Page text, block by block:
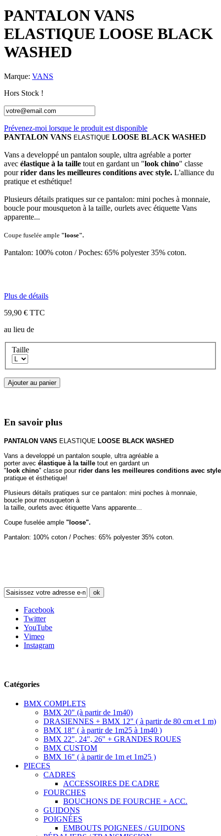
PANTALON VANS
ELASTIQUE LOOSE BLACK
WASHED
Marque: VANS
Hors Stock !
Prévenez-moi lorsque le produit est disponible
PANTALON VANS ELASTIQUE LOOSE BLACK WASHED
Vans a developpé un pantalon souple, ultra agréable a porter
avec élastique à la taille tout en gardant un "look chino" classe
pourrider dans les meilleures conditions avec style. L'alliance du
pratique et esthétique!
Plusieurs détails pratiques sur ce pantalon: mini poches à monnaie,
boucle pour mousqueton à la taille, ourlets avec étiquette Vans
apparente...
Coupe fuselée ample "loose".
Pantalon: 100% coton / Poches: 65% polyester 35% coton.
Plus de détails
59,90 € TTC
au lieu de
Taille
Ajouter au panier
En savoir plus
PANTALON VANS ELASTIQUE LOOSE BLACK WASHED
Vans a developpé un pantalon souple, ultra agréable a
porter avec élastique à la taille tout en gardant un
"look chino" classe pour rider dans les meilleures conditions avec
pratique et ésthetique!
Plusieurs détails pratiques sur ce pantalon: mini poches à monnaie,
boucle pour mousqueton à
la taille, ourlets avec étiquette Vans apparente...
Coupe fuselée ample "loose".
Pantalon: 100% coton / Poches: 65% polyester 35% coton.
ok
Facebook
Twitter
YouTube
Vimeo
Instagram
Catégories
BMX COMPLETS
BMX 20" (à partir de 1m40)
DRASIENNES + BMX 12" ( à partir de 80 cm et 1 m)
BMX 18" ( à partir de 1m25 à 1m40 )
BMX 22", 24", 26" + GRANDES ROUES
BMX CUSTOM
BMX 16" ( à partir de 1m et 1m25 )
PIECES
CADRES
ACCESSOIRES DE CADRE
FOURCHES
BOUCHONS DE FOURCHE + ACC.
GUIDONS
POIGNÉES
EMBOUTS POIGNEES / GUIDONS